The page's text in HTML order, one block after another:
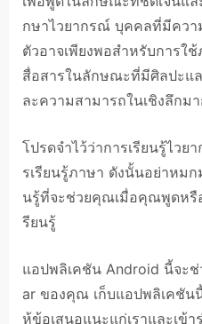
กษาไวยากรณ์ บุคคลที่มีควา
ตัวอาจเพียงพอสำหรับการใ
สื่อสารในลักษณะที่มีศิลปะแ
ละความสามารถในเชิงลึก
โปรดจำไว้ว่าการเรียนรู้ไวย
รเรียนรู้ภาษา ดังนั้นอย่าหม
นรู้ที่จะช่วยคุณเมื่อคุณพูดหรื
รียนรู้
แอปพลิเคชัน Android นี้จะช่
ar ของคุณ เก็บแอปพลิเคชัน
ห้ข้อเสนอแนะแก่เราและเข้